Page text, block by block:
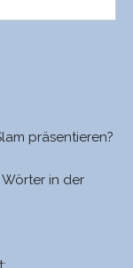
präsentieren?
Wörter in der